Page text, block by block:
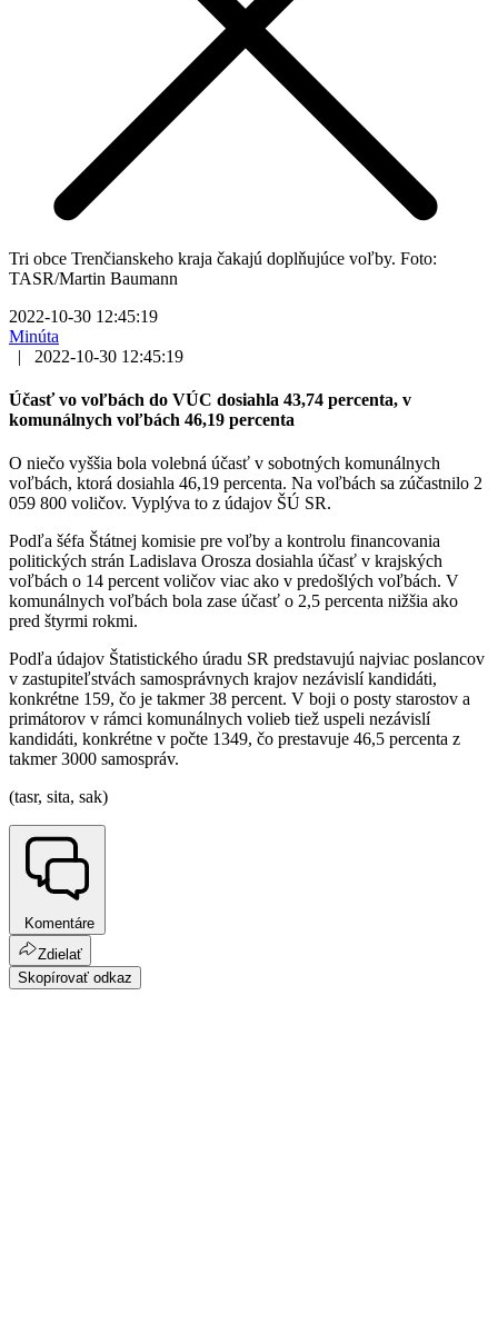
Tri obce Trenčianskeho kraja čakajú doplňujúce voľby. Foto:
TASR/Martin Baumann
2022-10-30 12:45:19
Minúta
|
2022-10-30 12:45:19
Účasť vo voľbách do VÚC dosiahla 43,74 percenta, v
komunálnych voľbách 46,19 percenta
O niečo vyššia bola volebná účasť v sobotných komunálnych
voľbách, ktorá dosiahla 46,19 percenta. Na voľbách sa zúčastnilo 2
059 800 voličov. Vyplýva to z údajov ŠÚ SR.
Podľa šéfa Štátnej komisie pre voľby a kontrolu financovania
politických strán Ladislava Orosza dosiahla účasť v krajských
voľbách o 14 percent voličov viac ako v predošlých voľbách. V
komunálnych voľbách bola zase účasť o 2,5 percenta nižšia ako
pred štyrmi rokmi.
Podľa údajov Štatistického úradu SR predstavujú najviac poslancov
v zastupiteľstvách samosprávnych krajov nezávislí kandidáti,
konkrétne 159, čo je takmer 38 percent. V boji o posty starostov a
primátorov v rámci komunálnych volieb tiež uspeli nezávislí
kandidáti, konkrétne v počte 1349, čo prestavuje 46,5 percenta z
takmer 3000 samospráv.
(tasr, sita, sak)
Komentáre
Zdielať
Skopírovať odkaz